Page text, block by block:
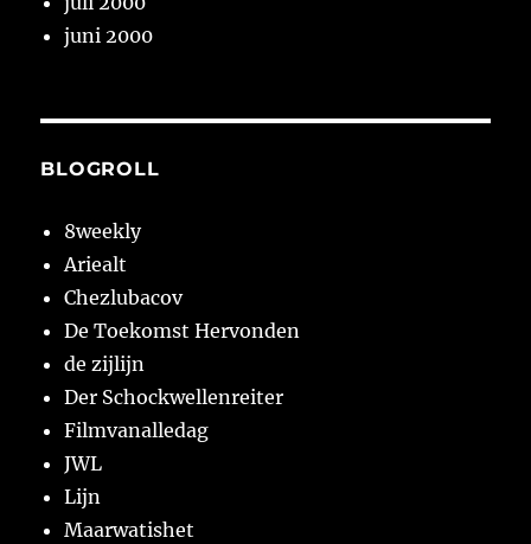
juni 2000
BLOGROLL
8weekly
Ariealt
Chezlubacov
De Toekomst Hervonden
de zijlijn
Der Schockwellenreiter
Filmvanalledag
JWL
Lijn
Maarwatishet